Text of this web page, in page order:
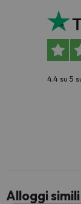
4.4 su 5
Alloggi